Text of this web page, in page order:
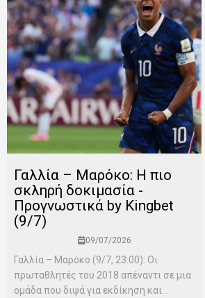
Γαλλία – Μαρόκο: Η πιο
σκληρή δοκιμασία -
Προγνωστικά by Kingbet
(9/7)
09/07/2026
Γαλλία – Μαρόκο (9/7, 23:00): Οι
πρωταθλητές του 2018 απέναντι σε μια
ομάδα που διψά για εκδίκηση και...